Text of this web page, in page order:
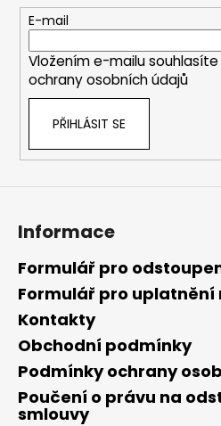
E-mail
Vložením e-mailu souhlasíte
ochrany osobních údajů
PŘIHLÁSIT SE
Informace
Formulář pro
Formulář pro uplatnění
Kontakty
Obchodní podmínky
Podmínky ochrany
Poučení o právu na
smlouvy